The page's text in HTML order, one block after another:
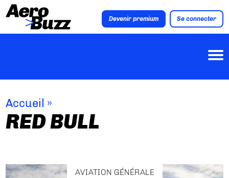
Devenir premium Se connecter
Accueil »
RED BULL
AVIATION GÉNÉRALE